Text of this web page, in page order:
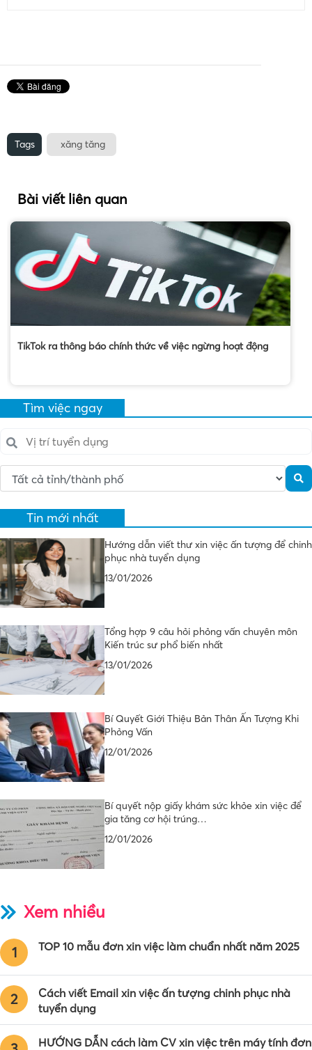
Tags xăng tăng
Bài viết liên quan
TikTok ra thông báo chính thức về việc ngừng hoạt động
Tìm việc ngay
Tin mới nhất
Hướng dẫn viết thư xin việc ấn tượng để chinh
phục nhà tuyển dụng
13/01/2026
Tổng hợp 9 câu hỏi phỏng vấn chuyên môn
Kiến trúc sư phổ biến nhất
13/01/2026
Bí Quyết Giới Thiệu Bản Thân Ấn Tượng Khi
Phỏng Vấn
12/01/2026
Bí quyết nộp giấy khám sức khỏe xin việc để
gia tăng cơ hội trúng…
12/01/2026
Xem nhiều
1 TOP 10 mẫu đơn xin việc làm chuẩn nhất năm 2025
2
Cách viết Email xin việc ấn tượng chinh phục nhà
tuyển dụng
HƯỚNG DẪN cách làm CV xin việc trên máy tính đơn